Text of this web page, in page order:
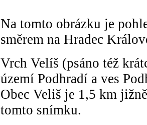
Na tomto obrázku je
směrem na Hradec
Vrch Velíš (psáno též
území Podhradí a ves
Obec Veliš je 1,5 km
tomto snímku.